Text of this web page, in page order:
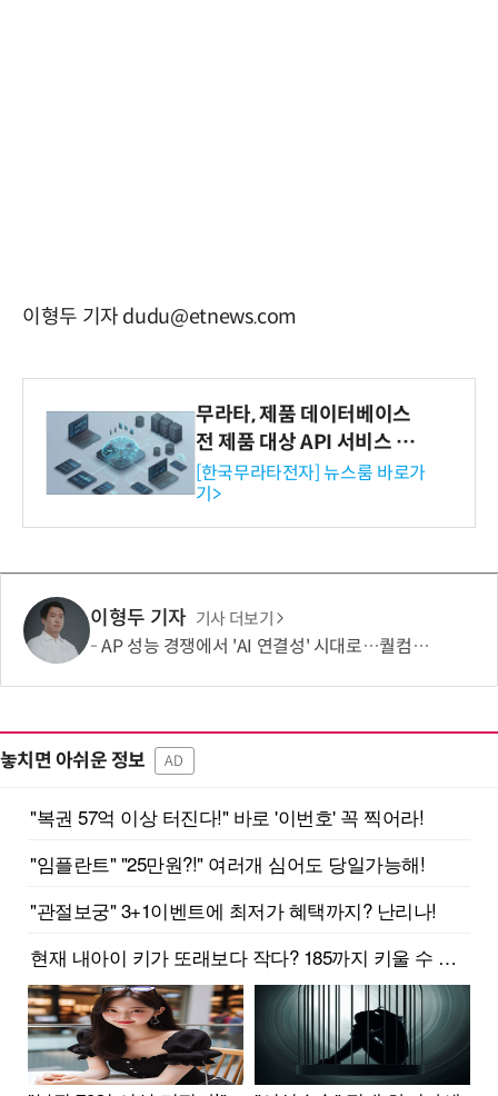
이형두 기자 dudu@etnews.com
무라타, 제품 데이터베이스
전 제품 대상 API 서비스 제
공…73개 제품 카테고리로
확대
[한국무라타전자] 뉴스룸 바로가
기>
이형두 기자 기사 더보기
AP 성능 경쟁에서 'AI 연결성' 시대로…퀄컴 영역 확장 본격화
놓치면 아쉬운 정보 AD